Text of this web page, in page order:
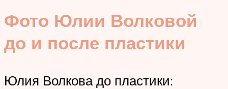
Фото Юлии Волковой
до и после пластики
Юлия Волкова до пластики: